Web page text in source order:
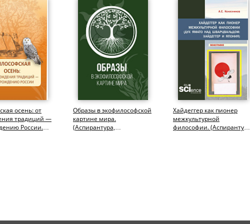
осень: от
традиций —
России.
Образы в экофилософской
картине мира.
(Аспирантура,
Хайдеггер как пионер
межкультурной
философии. (Аспирантура,